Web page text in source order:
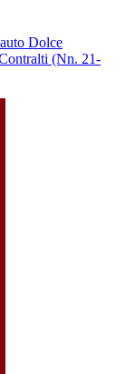
Dolce
(Nn. 21-